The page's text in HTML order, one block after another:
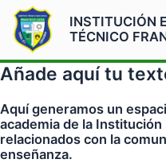
contenido
INSTITUCIÓN
TÉCNICO
Añade aquí tu
Aquí generamos un
academia de la
relacionados con la
enseñanza.